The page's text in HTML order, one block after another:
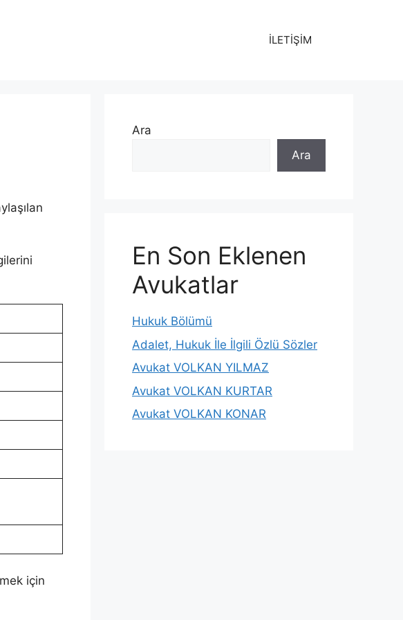
İLETİŞİM
için
Ara
Ara
En Son Eklenen
Avukatlar
Hukuk Bölümü
Adalet, Hukuk İle İlgili Özlü Sözler
Avukat VOLKAN YILMAZ
Avukat VOLKAN KURTAR
Avukat VOLKAN KONAR